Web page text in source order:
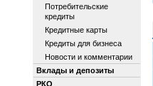
Потребительские
кредиты
Кредитные карты
Кредиты для бизнеса
Новости и комментарии
Вклады и депозиты
РКО